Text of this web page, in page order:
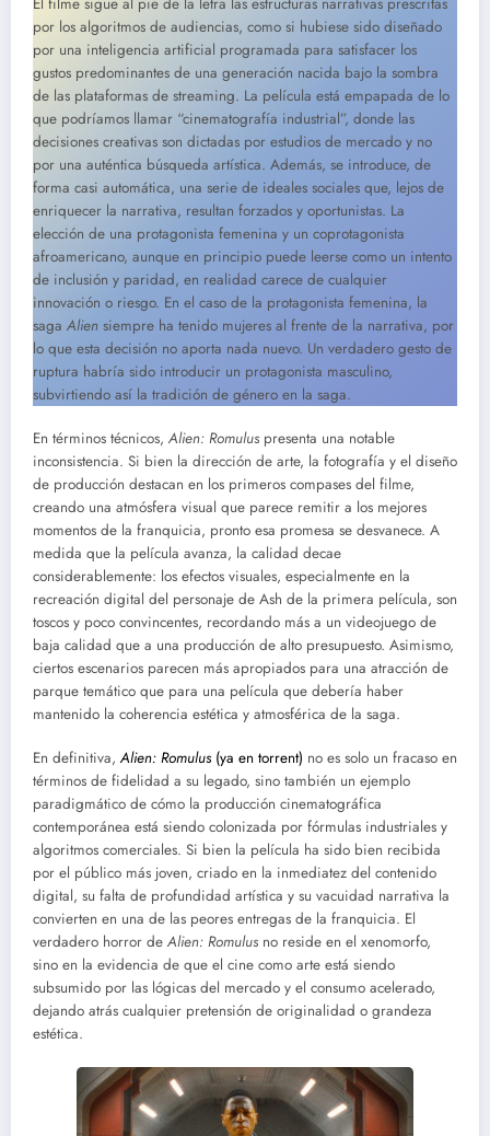
por los algoritmos de audiencias, como si hubiese sido diseñado
por una inteligencia artificial programada para satisfacer los
gustos predominantes de una generación nacida bajo la sombra
de las plataformas de streaming. La película está empapada de lo
que podríamos llamar “cinematografía industrial”, donde las
decisiones creativas son dictadas por estudios de mercado y no
por una auténtica búsqueda artística. Además, se introduce, de
forma casi automática, una serie de ideales sociales que, lejos de
enriquecer la narrativa, resultan forzados y oportunistas. La
elección de una protagonista femenina y un coprotagonista
afroamericano, aunque en principio puede leerse como un intento
de inclusión y paridad, en realidad carece de cualquier
innovación o riesgo. En el caso de la protagonista femenina, la
saga Alien siempre ha tenido mujeres al frente de la narrativa, por
lo que esta decisión no aporta nada nuevo. Un verdadero gesto de
ruptura habría sido introducir un protagonista masculino,
subvirtiendo así la tradición de género en la saga.
En términos técnicos, Alien: Romulus presenta una notable
inconsistencia. Si bien la dirección de arte, la fotografía y el diseño
de producción destacan en los primeros compases del filme,
creando una atmósfera visual que parece remitir a los mejores
momentos de la franquicia, pronto esa promesa se desvanece. A
medida que la película avanza, la calidad decae
considerablemente: los efectos visuales, especialmente en la
recreación digital del personaje de Ash de la primera película, son
toscos y poco convincentes, recordando más a un videojuego de
baja calidad que a una producción de alto presupuesto. Asimismo,
ciertos escenarios parecen más apropiados para una atracción de
parque temático que para una película que debería haber
mantenido la coherencia estética y atmosférica de la saga.
En definitiva,Alien: Romulus(ya en torrent) no es solo un fracaso en
términos de fidelidad a su legado, sino también un ejemplo
paradigmático de cómo la producción cinematográfica
contemporánea está siendo colonizada por fórmulas industriales y
algoritmos comerciales. Si bien la película ha sido bien recibida
por el público más joven, criado en la inmediatez del contenido
digital, su falta de profundidad artística y su vacuidad narrativa la
convierten en una de las peores entregas de la franquicia. El
verdadero horror de Alien: Romulus no reside en el xenomorfo,
sino en la evidencia de que el cine como arte está siendo
subsumido por las lógicas del mercado y el consumo acelerado,
dejando atrás cualquier pretensión de originalidad o grandeza
estética.